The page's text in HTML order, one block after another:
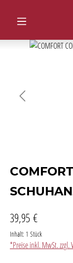
Bildergalerie
39,95 €
Inhalt: 1 Stück
*Preise inkl. MwSt. zzgl.